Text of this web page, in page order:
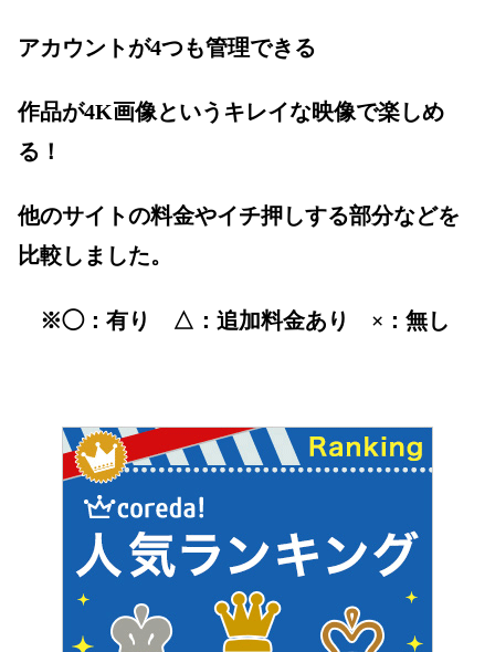
アカウントが4つも管理できる
作品が4K画像というキレイな映像で楽しめ
る！
他のサイトの料金やイチ押しする部分などを
比較しました。
※◯：有り △：追加料金あり ×：無し